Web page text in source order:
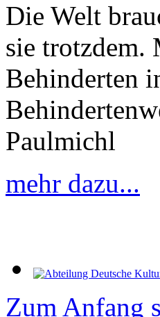
Die Welt
sie trotzdem.
Behinderten
Paulmichl
mehr dazu...
Zum Anfang